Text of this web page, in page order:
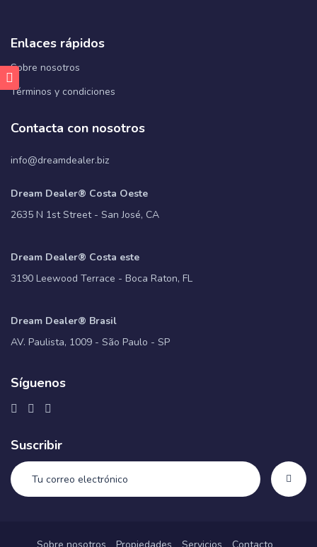
Enlaces rápidos
Sobre nosotros
Términos y condiciones
Contacta con nosotros
info@dreamdealer.biz
Dream Dealer® Costa Oeste
2635 N 1st Street - San José, CA
Dream Dealer® Costa este
3190 Leewood Terrace - Boca Raton, FL
Dream Dealer® Brasil
AV. Paulista, 1009 - São Paulo - SP
Síguenos
Suscribir
Sobre nosotros Propiedades Servicios Contacto